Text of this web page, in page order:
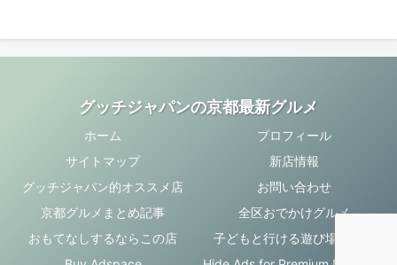
グッチジャパンの京都最新グルメ
ホーム
プロフィール
サイトマップ
新店情報
グッチジャパン的オススメ店
お問い合わせ
京都グルメまとめ記事
全区おでかけグルメ
おもてなしするならこの店
子どもと行ける遊び場・お店